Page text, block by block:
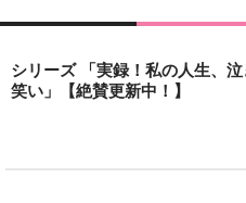
シリーズ 「実録！私の人生、泣
笑い」【絶賛更新中！】